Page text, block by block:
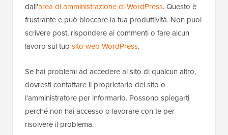
dall'area di amministrazione di WordPress. Questo è
frustrante e può bloccare la tua produttività. Non puoi
scrivere post, rispondere ai commenti o fare alcun
lavoro sul tuo sito web WordPress.
Se hai problemi ad accedere al sito di qualcun altro,
dovresti contattare il proprietario del sito o
l'amministratore per informarlo. Possono spiegarti
perché non hai accesso o lavorare con te per
risolvere il problema.